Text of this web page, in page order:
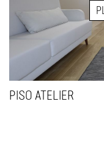
PISO ATELIER